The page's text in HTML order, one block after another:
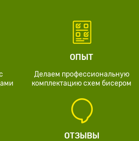
ОПЫТ
Делаем профессиональную
комплектацию схем бисером
ОТЗЫВЫ